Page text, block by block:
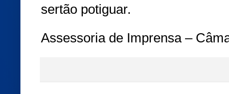
sertão potiguar.
Assessoria de Imprensa –